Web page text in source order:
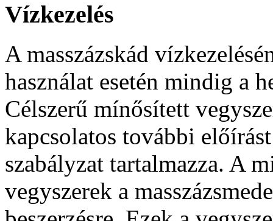
Vízkezelés
A masszázskád
használat esetén mindig a
Célszerű mínősített
kapcsolatos további
szabályzat tartalmazza. A
vegyszerek a